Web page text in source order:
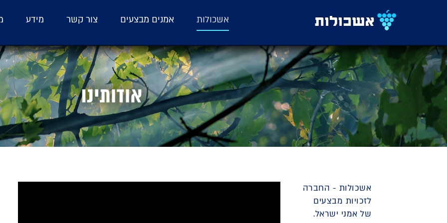
אשכולות אמנים מבצעים צור קשר מידע
אשכולות - החברה
לזכויות מבצעים
של אמני ישראל.